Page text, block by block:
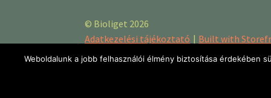
© Bioliget 2026
Adatkezelési tájékoztató
Built with
Weboldalunk a jobb felhasználói élmény biztosítása érdekében